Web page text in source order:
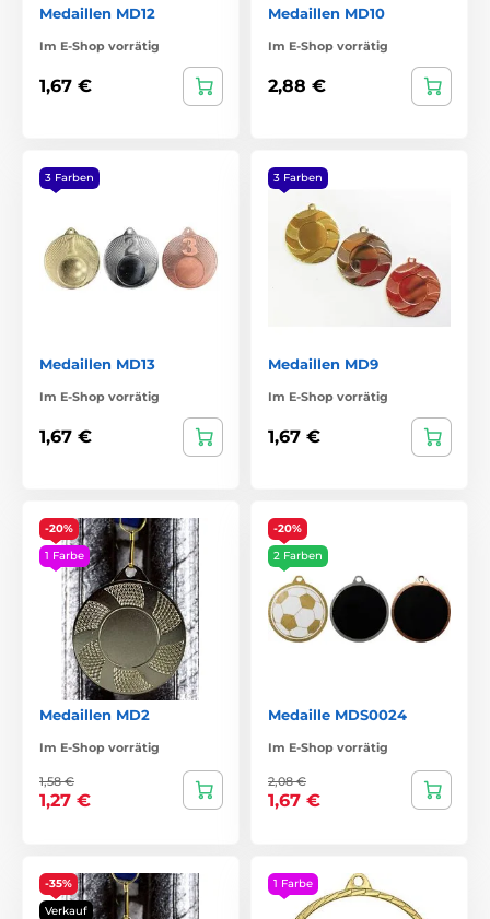
Medaillen MD12
Im E-Shop vorrätig
1,67 €
Medaillen MD10
Im E-Shop vorrätig
2,88 €
3 Farben
Medaillen MD13
Im E-Shop vorrätig
1,67 €
3 Farben
Medaillen MD9
Im E-Shop vorrätig
1,67 €
-20%
1 Farbe
Medaillen MD2
Im E-Shop vorrätig
1,58 €
1,27 €
-20%
2 Farben
Medaille MDS0024
Im E-Shop vorrätig
2,08 €
1,67 €
-35%
Verkauf
1 Farbe